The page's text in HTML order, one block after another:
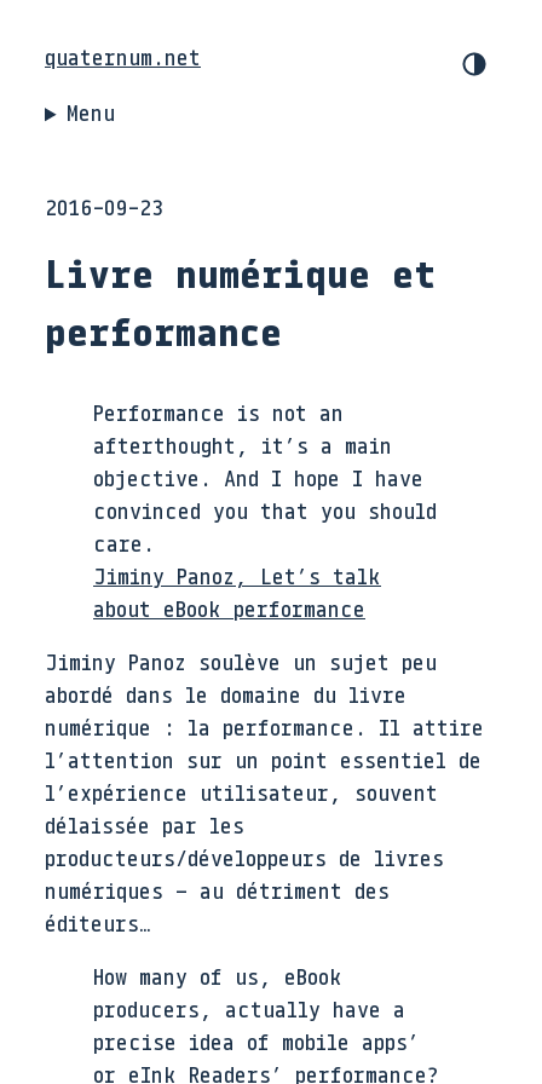
quaternum.net
Menu
2016-09-23
Livre numérique et
performance
Performance is not an
afterthought, it’s a main
objective. And I hope I have
convinced you that you should
care.
Jiminy Panoz, Let’s talk
about eBook performance
Jiminy Panoz soulève un sujet peu
abordé dans le domaine du livre
numérique : la performance. Il attire
l’attention sur un point essentiel de
l’expérience utilisateur, souvent
délaissée par les
producteurs/développeurs de livres
numériques – au détriment des
éditeurs…
How many of us, eBook
producers, actually have a
precise idea of mobile apps’
or eInk Readers’ performance?